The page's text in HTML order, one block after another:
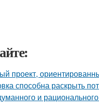
проект,
способна раскрыть
и